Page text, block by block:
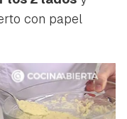
con papel